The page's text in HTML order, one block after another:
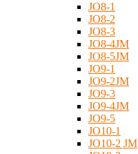
JO8-1
JO8-2
JO8-3
JO8-4JM
JO8-5JM
JO9-1
JO9-2JM
JO9-3
JO9-4JM
JO9-5
JO10-1
JO10-2 JM